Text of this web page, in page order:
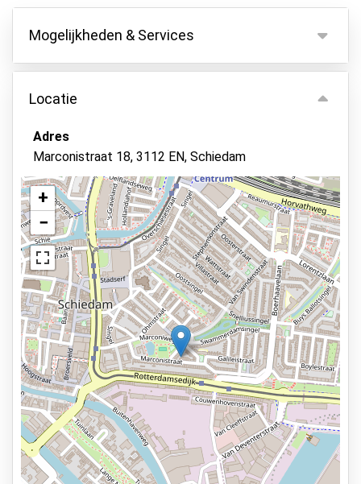
Mogelijkheden & Services
Mogelijkheden
Binnen parkeren
Autosleutels behouden
Asfalt of bestrating
Verlicht terrein
Bewaker ter plaatse
Beveiligd parkeren
Services
24 uur per dag geopend
Vooraf reserveren
6,5km naar vertrekhal
Parkeervormen
Shuttle Parking
Valet Parking
Locatie
Adres
Marconistraat 18, 3112 EN, Schiedam
Bekijk op kaart
+
−